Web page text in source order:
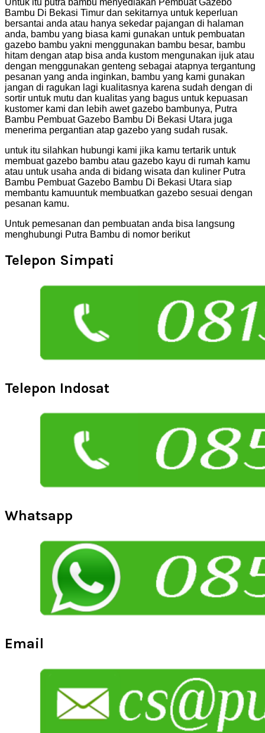
Bambu Di Bekasi Timur dan sekitarnya untuk keperluan
bersantai anda atau hanya sekedar pajangan di halaman
anda, bambu yang biasa kami gunakan untuk pembuatan
gazebo bambu yakni menggunakan bambu besar, bambu
hitam dengan atap bisa anda kustom mengunakan ijuk atau
dengan menggunakan genteng sebagai atapnya tergantung
pesanan yang anda inginkan, bambu yang kami gunakan
jangan di ragukan lagi kualitasnya karena sudah dengan di
sortir untuk mutu dan kualitas yang bagus untuk kepuasan
kustomer kami dan lebih awet gazebo bambunya, Putra
Bambu Pembuat Gazebo Bambu Di Bekasi Utara juga
menerima pergantian atap gazebo yang sudah rusak.
untuk itu silahkan hubungi kami jika kamu tertarik untuk
membuat gazebo bambu atau gazebo kayu di rumah kamu
atau untuk usaha anda di bidang wisata dan kuliner Putra
Bambu Pembuat Gazebo Bambu Di Bekasi Utara siap
membantu kamuuntuk membuatkan gazebo sesuai dengan
pesanan kamu.
Untuk pemesanan dan pembuatan anda bisa langsung
menghubungi Putra Bambu di nomor berikut
Telepon Simpati
Telepon Indosat
Whatsapp
Email